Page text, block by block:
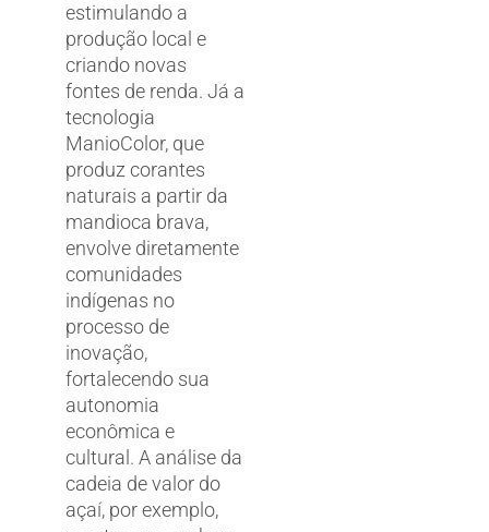
estimulando a
produção local e
criando novas
fontes de renda. Já a
tecnologia
ManioColor, que
produz corantes
naturais a partir da
mandioca brava,
envolve diretamente
comunidades
indígenas no
processo de
inovação,
fortalecendo sua
autonomia
econômica e
cultural. A análise da
cadeia de valor do
açaí, por exemplo,